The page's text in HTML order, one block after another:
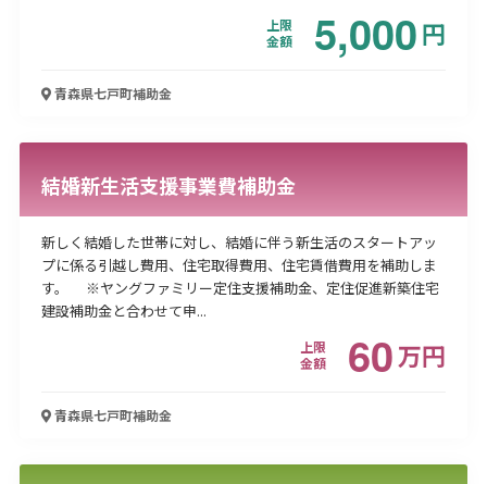
上限
金額
5,000円
青森県七戸町補助金
結婚新生活支援事業費補助金
新しく結婚した世帯に対し、結婚に伴う新生活のスタートアッ
プに係る引越し費用、住宅取得費用、住宅賃借費用を補助しま
す。 ※ヤングファミリー定住支援補助金、定住促進新築住宅
建設補助金と合わせて申...
上限
金額
60万円
青森県七戸町補助金